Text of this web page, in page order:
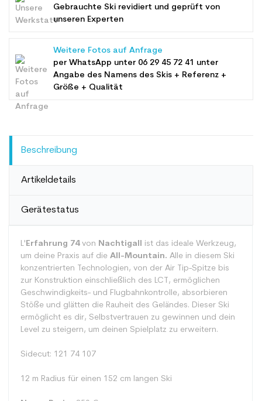
Gebrauchte Ski revidiert und geprüft von
unseren Experten
Weitere Fotos auf Anfrage
per WhatsApp unter 06 29 45 72 41 unter
Angabe des Namens des Skis + Referenz +
Größe + Qualität
Beschreibung
Artikeldetails
Gerätestatus
L'Erfahrung 74von Nachtigall ist das ideale Werkzeug,
um deine Praxis auf die All-Mountain. Alle in diesem Ski
konzentrierten Technologien, von der Air Tip-Spitze bis
zur Konstruktion einschließlich des LCT, ermöglichen
Geschwindigkeits- und Flugbahnkontrolle, absorbieren
Stöße und glätten die Rauheit des Geländes. Dieser Ski
ermöglicht es dir, Selbstvertrauen zu gewinnen und dein
Level zu steigern, um deinen Spielplatz zu erweitern.
Sidecut: 121 74 107
12 m Radius für einen 152 cm langen Ski